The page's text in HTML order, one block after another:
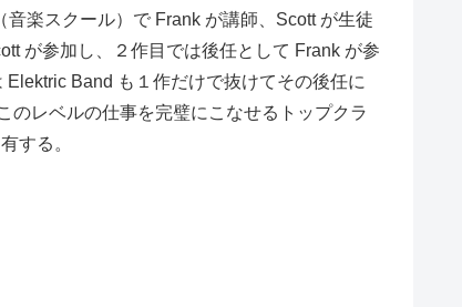
楽スクール）で Frank が講師、Scott が生徒
が参加し、２作目では後任として Frank が参
Band も１作だけで抜けてその後任に
のレベルの仕事を完璧にこなせるトップクラ
する。